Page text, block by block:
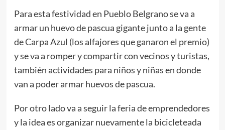
Para esta festividad en Pueblo Belgrano se va a
armar un huevo de pascua gigante junto a la gente
de Carpa Azul (los alfajores que ganaron el premio)
y se va a romper y compartir con vecinos y turistas,
también actividades para niños y niñas en donde
van a poder armar huevos de pascua.
Por otro lado va a seguir la feria de emprendedores
y la idea es organizar nuevamente la bicicleteada